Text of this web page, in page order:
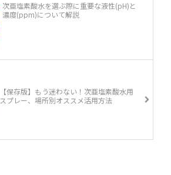
次亜塩素酸水を選ぶ際に重要な液性(pH)と
濃度(ppm)について解説
【保存版】もう迷わない！次亜塩素酸水用
スプレー、場所別オススメ活用方法